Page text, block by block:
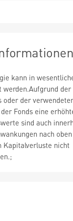
kann in
der
oder der
Fonds eine
sind auch
nach
Kapitalverluste nicht